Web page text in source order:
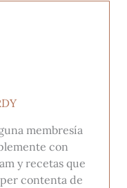
membresía
con
y recetas que
contenta de